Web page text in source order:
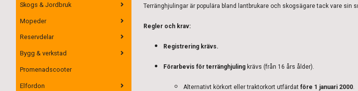
Skogs & Jordbruk
Mopeder
Reservdelar
Bygg & verkstad
Promenadscooter
Elfordon
Terränghjulingar är populära bland lantbrukare och skogsägare tack vare sin
Regler och krav:
Registrering krävs.
Förarbevis för terränghjuling krävs (från 16 års ålder).
Alternativt körkort eller traktorkort utfärdat före 1 januari 2000.